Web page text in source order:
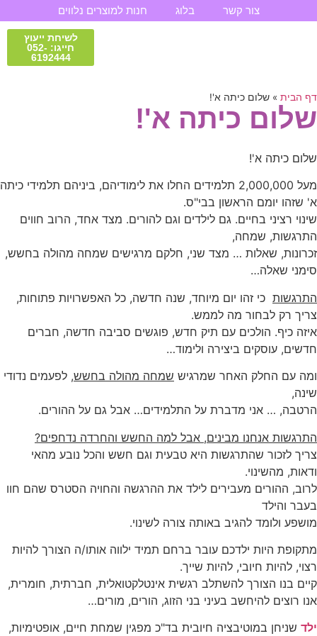
צור קשר בלוג חנות למוצרים נלווים
לשיחת ייעוץ
חייגו: 052-
6192444
דף הבית » שלום כיתה א'!
שלום כיתה א'!
שלום כיתה א'!
מעל 2,000,000 תלמידים החלו את לימודיהם, ביניהם תלמידי כיתה
א' שזהו יומם הראשון בבי"ס.
שינוי רציני בחיים. גם לילדים וגם להורים. מצד אחד, הרוב חווים
התרגשות, שמחה,
זכרונות, שאלות … מצד שני, חלקם מרגישים שמחה מהולה בחשש,
סימני שאלה…
התרגשות כי זהו יום מיוחד, שנה חדשה, כל האפשרויות פתוחות,
צריך רק לבחור מה לממש.
איזה כיף. הולכים עם תיק חדש, פוגשים סביבה חדשה, חברים
חדשים, עוסקים ביצירה ולימוד…
ומה עם החלק האחר שמרגיש שמחה מהולה בחשש, לפעמים נדודי
שינה,
הרטבה, … אני מדברת על התלמידים… אבל גם על ההורים.
התרגשות אנחנו מבינים, אבל למה החשש והחרדה נדחפים?
צריך לזכור שהתרגשות היא טבעית וגם חשש והכל נובע מהאי
ודאות, מהשינוי.
לרוב, ההורים מעבירים לילד את ההרגשה והחויה הסטרס שהם חוו
בעבר והילד
מושפע ולומד להגיב באותה צורה לשינוי.
מתקופת היות ילדכם עובר ברחם תמיד ילווה אותו/ה הצורך להיות
רצוי, להיות חיובי, להיות שייך.
קיים בנו הצורך להשתלב רגשית אינטלקטואלית, חברתית, חומרית,
אנו רוצים להיחשב בעיני בני הזוג, הורים, מורים…
ילד שניחן במוטיבציה חיובית בד"כ מפגין שמחת חיים, אופטימיות,